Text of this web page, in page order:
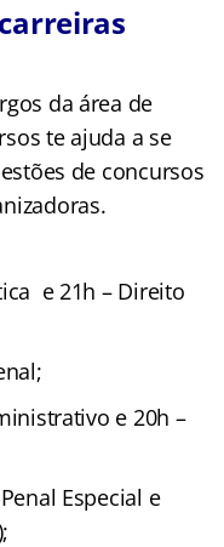
da área de
te ajuda a se
de concursos
e 21h – Direito
e 20h –
Especial e